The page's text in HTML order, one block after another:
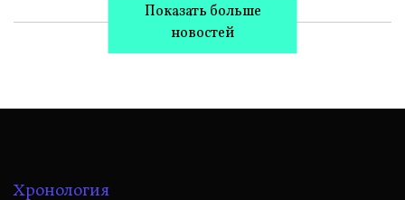
Показать больше
новостей
Хронология